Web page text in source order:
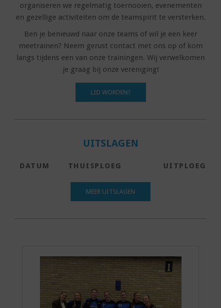
organiseren we regelmatig toernooien, evenementen
en gezellige activiteiten om de teamspirit te versterken.
Ben je benieuwd naar onze teams of wil je een keer
meetrainen? Neem gerust contact met ons op of kom
langs tijdens een van onze trainingen. Wij verwelkomen
je graag bij onze vereniging!
LID WORDEN?
UITSLAGEN
DATUM THUISPLOEG UITPLOEG
MEER UITSLAGEN